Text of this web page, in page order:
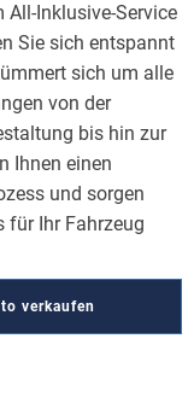
Inklusive-Service
Sie sich entspannt
sich um alle
von der
bis hin zur
Ihnen einen
und sorgen
für Ihr Fahrzeug
verkaufen